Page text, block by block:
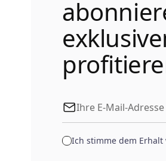
Ich stimme dem Erhalt